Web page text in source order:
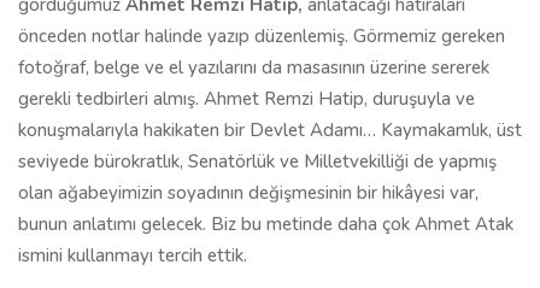
gördüğümüz Ahmet Remzi Hatip, anlatacağı hatıraları
önceden notlar halinde yazıp düzenlemiş. Görmemiz gereken
fotoğraf, belge ve el yazılarını da masasının üzerine sererek
gerekli tedbirleri almış. Ahmet Remzi Hatip, duruşuyla ve
konuşmalarıyla hakikaten bir Devlet Adamı… Kaymakamlık, üst
seviyede bürokratlık, Senatörlük ve Milletvekilliği de yapmış
olan ağabeyimizin soyadının değişmesinin bir hikâyesi var,
bunun anlatımı gelecek. Biz bu metinde daha çok Ahmet Atak
ismini kullanmayı tercih ettik.